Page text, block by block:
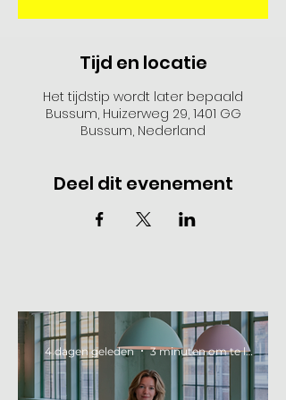
Tijd en locatie
Het tijdstip wordt later bepaald
Bussum, Huizerweg 29, 1401 GG
Bussum, Nederland
Deel dit evenement
4 dagen geleden 3 minuten om te lezen